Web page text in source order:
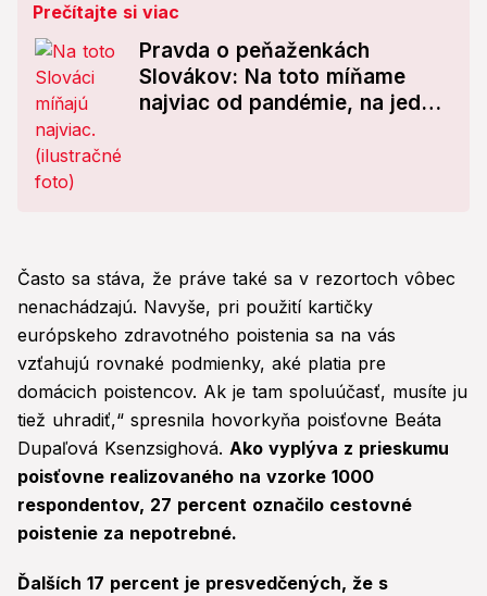
Prečítajte si viac
Pravda o peňaženkách
Slovákov: Na toto míňame
najviac od pandémie, na jednej
Často sa stáva, že práve také sa v rezortoch vôbec
nenachádzajú. Navyše, pri použití kartičky
európskeho zdravotného poistenia sa na vás
vzťahujú rovnaké podmienky, aké platia pre
domácich poistencov. Ak je tam spoluúčasť, musíte ju
tiež uhradiť,“ spresnila hovorkyňa poisťovne Beáta
Dupaľová Ksenzsighová. Ako vyplýva z prieskumu
poisťovne realizovaného na vzorke 1000
respondentov, 27 percent označilo cestovné
poistenie za nepotrebné.
Ďalších 17 percent je presvedčených, že s